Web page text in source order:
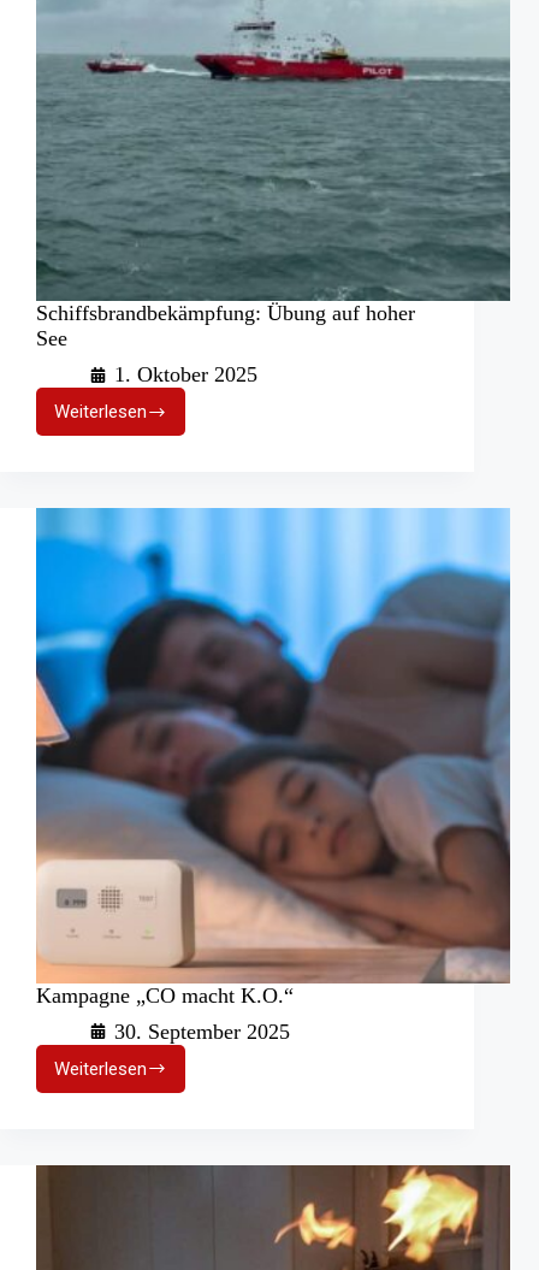
Schiffsbrandbekämpfung: Übung auf hoher
See
1. Oktober 2025
WeiterlesenSchiffsbrandbekämpfung:
Übung
See
Kampagne „CO macht K.O.“
30. September 2025
WeiterlesenKampagne
„CO